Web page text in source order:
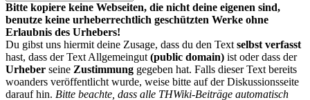
Bitte kopiere keine Webseiten, die nicht deine eigenen sind,
benutze keine urheberrechtlich geschützten Werke ohne
Erlaubnis des Urhebers!
Du gibst uns hiermit deine Zusage, dass du den Text selbst verfasst
hast, dass der Text Allgemeingut (public domain) ist oder dass der
Urheber seine Zustimmung gegeben hat. Falls dieser Text bereits
woanders veröffentlicht wurde, weise bitte auf der Diskussionsseite
darauf hin. Bitte beachte, dass alle THWiki-Beiträge automatisch